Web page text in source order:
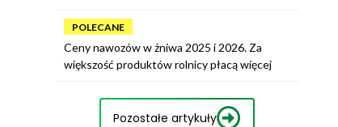
POLECANE
Ceny nawozów w żniwa 2025 i 2026. Za
większość produktów rolnicy płacą więcej
Pozostałe artykuły